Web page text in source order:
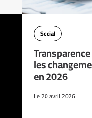
Social
les
en 2026
Le 20 avril 2026